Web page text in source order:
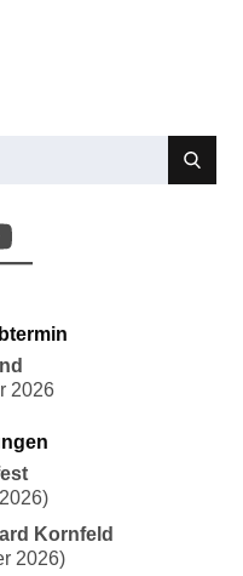
2026
Kornfeld
2026)